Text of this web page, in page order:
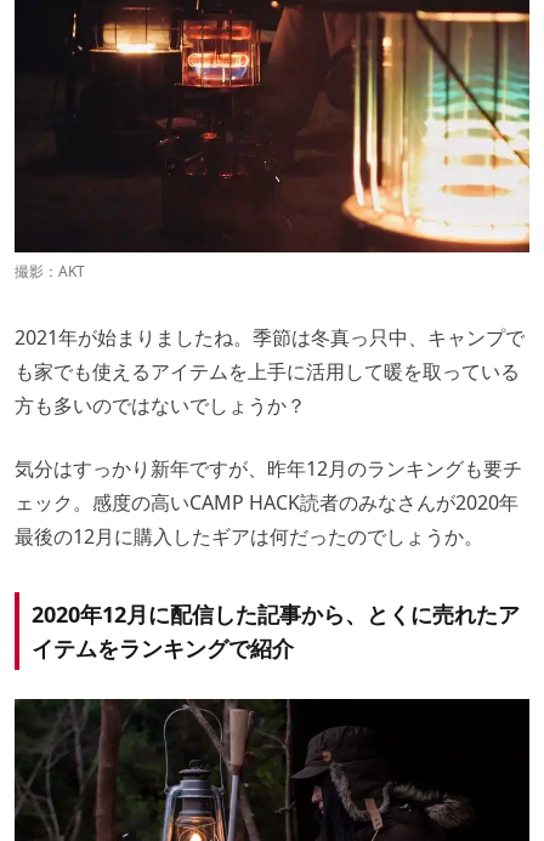
撮影：AKT
2021年が始まりましたね。季節は冬真っ只中、キャンプで
も家でも使えるアイテムを上手に活用して暖を取っている
方も多いのではないでしょうか？
気分はすっかり新年ですが、昨年12月のランキングも要チ
ェック。感度の高いCAMP HACK読者のみなさんが2020年
最後の12月に購入したギアは何だったのでしょうか。
2020年12月に配信した記事から、とくに売れたア
イテムをランキングで紹介